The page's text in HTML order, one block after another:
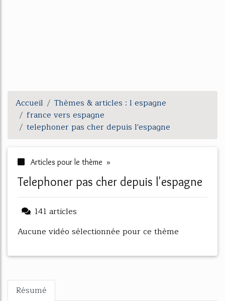
Accueil
Thèmes & articles : l espagne
france vers espagne
telephoner pas cher depuis l'espagne
Articles pour le thème »
telephoner pas cher depuis l'espagne
141 articles
Aucune vidéo sélectionnée pour ce thème
Résumé